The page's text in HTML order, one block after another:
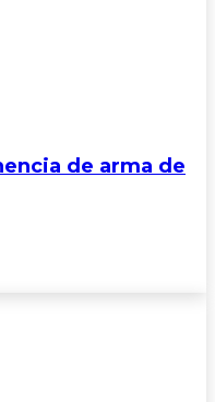
de arma de